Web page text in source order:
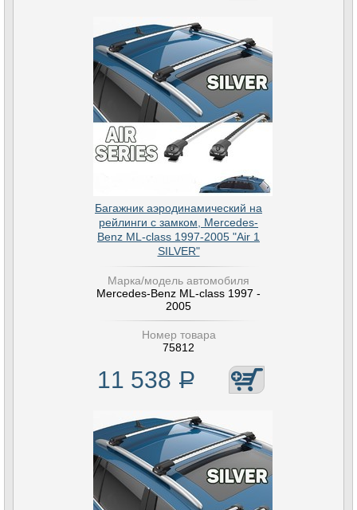
Багажник аэродинамический на
рейлинги с замком, Mercedes-
Benz ML-class 1997-2005 "Air 1
SILVER"
Марка/модель автомобиля
Mercedes-Benz ML-class 1997 -
2005
Номер товара
75812
11 538 Р